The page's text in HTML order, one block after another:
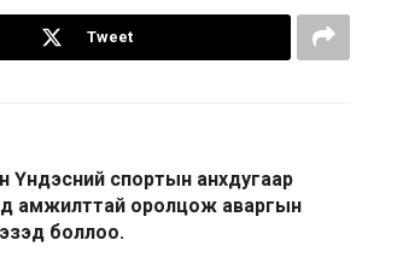
Tweet
Үндэсний спортын анхдугаар
амжилттай оролцож аваргын
боллоо.